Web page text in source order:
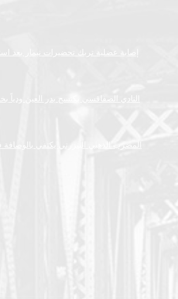
إصابة عضلية تربك تحضيرات نيمار بعد
النادي الصفاقسي يكتسح بدر العين ودياً
المضرب الذهبي البنزرتي يكتفي بالوصافة